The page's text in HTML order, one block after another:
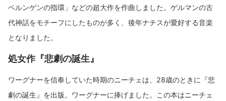
ベルンゲンの指環」などの超大作を作曲しました。ゲルマンの古
代神話をモチーフにしたものが多く、後年ナチスが愛好する音楽
となりました。
処女作『悲劇の誕生』
ワーグナーを信奉していた時期のニーチェは、28歳のときに『悲
劇の誕生』を出版。ワーグナーに捧げました。この本はニーチェ